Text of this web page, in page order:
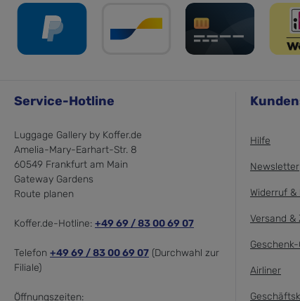
Service-Hotline
Luggage Gallery by Koffer.de
Amelia-Mary-Earhart-Str. 8
60549 Frankfurt am Main
Gateway Gardens
Route planen
Koffer.de-Hotline: +49 69 / 83 00 69 07
Telefon +49 69 / 83 00 69 07 (Durchwahl zur
Filiale)
Öffnungszeiten:
Hilfe
Newsletter
Widerruf &
Versand &
Airliner